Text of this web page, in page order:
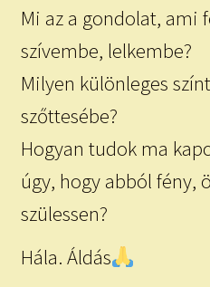
Mi az a gondolat, ami
szívembe, lelkembe?
Milyen különleges
szőttesébe?
Hogyan tudok ma
úgy, hogy abból fény,
szülessen?
Hála. Áldás